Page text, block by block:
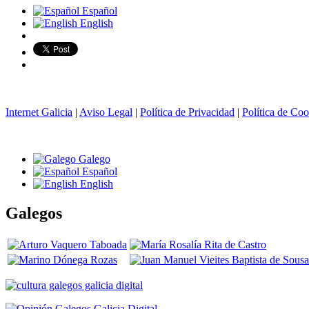
Español
English
Internet Galicia | Aviso Legal | Política de Privacidad | Política de
Galego
Español
English
Galegos